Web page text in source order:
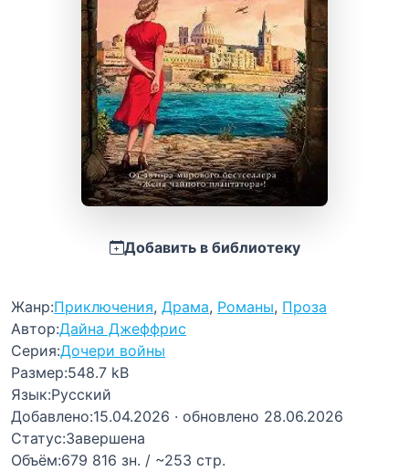
Добавить в библиотеку
Жанр:Приключения, Драма, Романы, Проза
Автор:Дайна Джеффрис
Серия:Дочери войны
Размер:548.7 kB
Язык:Русский
Добавлено:15.04.2026 · обновлено 28.06.2026
Статус:Завершена
Объём:679 816 зн. / ~253 стр.